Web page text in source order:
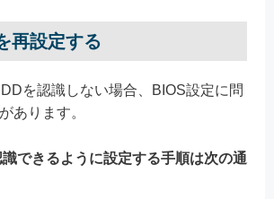
再設定する
を認識しない場合、BIOS設定に問
あります。
できるように設定する手順は次の通